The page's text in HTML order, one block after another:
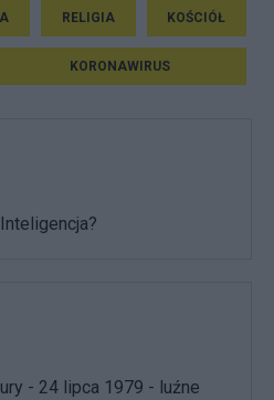
RELIGIA KOŚCIÓŁ
KORONAWIRUS
- 24 lipca 1979 - luźne